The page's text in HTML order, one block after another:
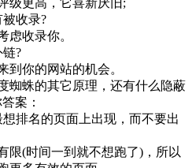
级更高，它喜新厌旧;
收录?
虑收录你。
?
到你的网站的机会。
蜘蛛的其它原理，还有什么隐蔽
案：
排名的页面上出现，而不要出
限(时间一到就不想跑了)，所以